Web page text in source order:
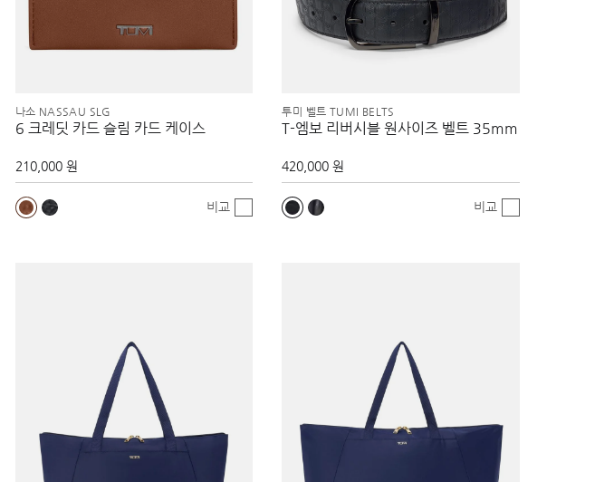
나소 NASSAU SLG
6 크레딧 카드 슬림 카드 케이스
210,000 원
비교
투미 벨트 TUMI BELTS
T-엠보 리버시블 원사이즈 벨트 35mm
420,000 원
비교